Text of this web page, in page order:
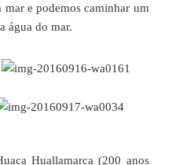
mar e podemos caminhar um
água do mar.
Huallamarca (200 anos